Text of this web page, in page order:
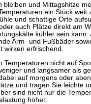
bleiben und Mittagshitze
ein Stück weit
und schattige Orte
auch Plätze direkt am
kühler sein
Arm- und Fußbäder
wirken erfrischend.
Temperaturen nicht auf
und langsamer als
auf morgens oder
und tragen Sie leichte
sind nicht nur die
höher.